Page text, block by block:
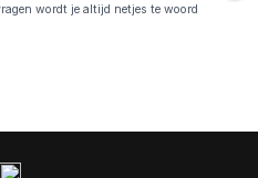
wordt je altijd netjes te woord